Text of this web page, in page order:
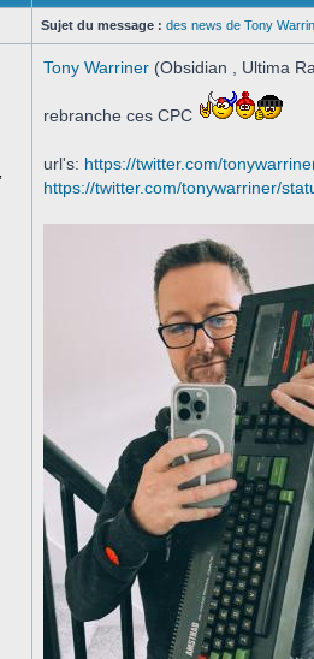
Sujet du message : des news de Tony
Tony Warriner (Obsidian , Ultima
rebranche ces CPC
url's: https://twitter.com/
https://twitter.com/tonywarriner/